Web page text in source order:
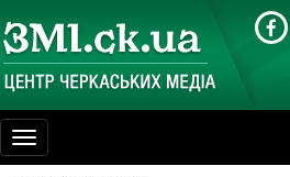
Toggle
navigation